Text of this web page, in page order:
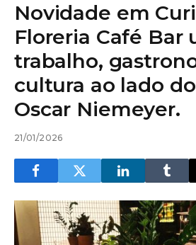
Novidade em
Floreria Café Bar
trabalho,
cultura ao lado
Oscar Niemeyer.
21/01/2026